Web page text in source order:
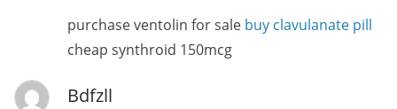
purchase ventolin for sale buy clavulanate pill
cheap synthroid 150mcg
Bdfzll